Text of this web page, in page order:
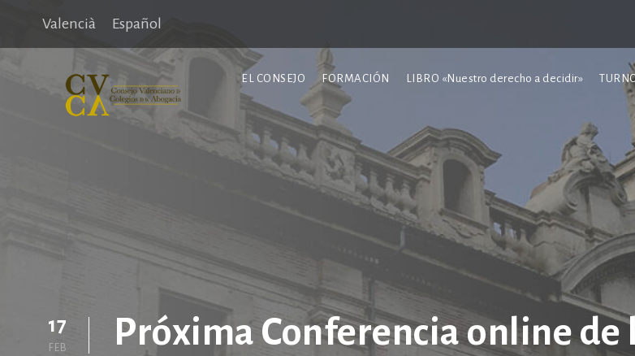
Valencià Español
EL CONSEJO FORMACIÓN LIBRO «Nuestro derecho a decidir»
17
FEB
Próxima Conferencia online de